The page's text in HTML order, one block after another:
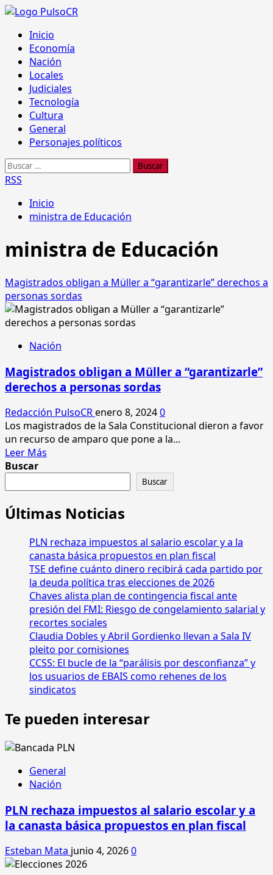
Saltar
contenido
Menú
principal
Inicio
Economía
Nación
Locales
Judiciales
Tecnología
Cultura
General
Personajes políticos
Buscar:
RSS
Inicio
ministra de Educación
ministra de Educación
Magistrados obligan a Müller a “garantizarle” derechos a
personas sordas
Nación
Magistrados obligan a Müller a “garantizarle”
derechos a personas sordas
Redacción PulsoCRenero 8, 20240
Los magistrados de la Sala Constitucional dieron a favor
un recurso de amparo que pone a la...
Leer Más
de
Magistrados
obligan
Müller
a
“garantizarle”
derechos
a
personas
sordas
Buscar
Buscar
Últimas Noticias
PLN rechaza impuestos al salario escolar y a la
canasta básica propuestos en plan fiscal
TSE define cuánto dinero recibirá cada partido por
la deuda política tras elecciones de 2026
Chaves alista plan de contingencia fiscal ante
presión del FMI: Riesgo de congelamiento salarial y
recortes sociales
Claudia Dobles y Abril Gordienko llevan a Sala IV
pleito por comisiones
CCSS: El bucle de la “parálisis por desconfianza” y
los usuarios de EBAIS como rehenes de los
sindicatos
Te pueden interesar
General
Nación
PLN rechaza impuestos al salario escolar y a
la canasta básica propuestos en plan fiscal
Esteban Mata junio 4, 20260